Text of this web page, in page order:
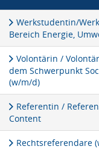
Werkstudentin/
Bereich Energie,
Volontärin /
dem Schwerpunkt
(w/m/d)
Referentin /
Content
Rechtsreferendare